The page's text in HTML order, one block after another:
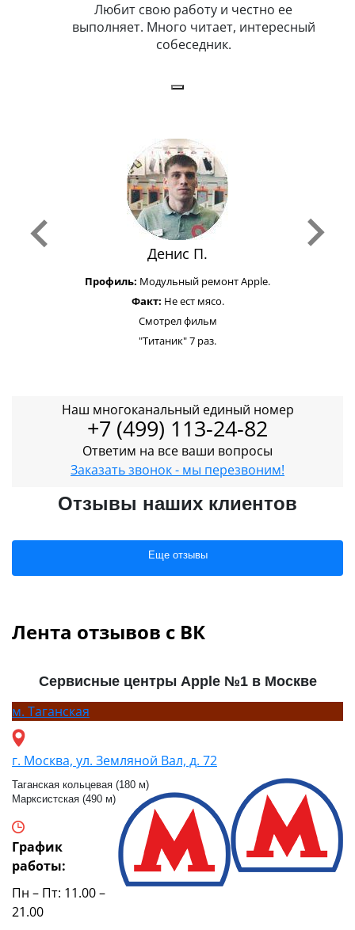
Любит свою работу и честно ее
выполняет. Много читает, интересный
собеседник.
Денис П.
Профиль: Модульный ремонт Apple.
Факт: Не ест мясо.
Смотрел фильм
"Титаник" 7 раз.
Наш многоканальный единый номер
+7 (499) 113-24-82
Ответим на все ваши вопросы
Заказать звонок - мы перезвоним!
Отзывы наших клиентов
Еще отзывы
Лента отзывов с ВК
Сервисные центры Apple №1 в Москве
м. Таганская
г. Москва, ул. Земляной Вал, д. 72
Таганская кольцевая (180 м)
Марксистская (490 м)
График
работы:
Пн – Пт: 11.00 –
21.00